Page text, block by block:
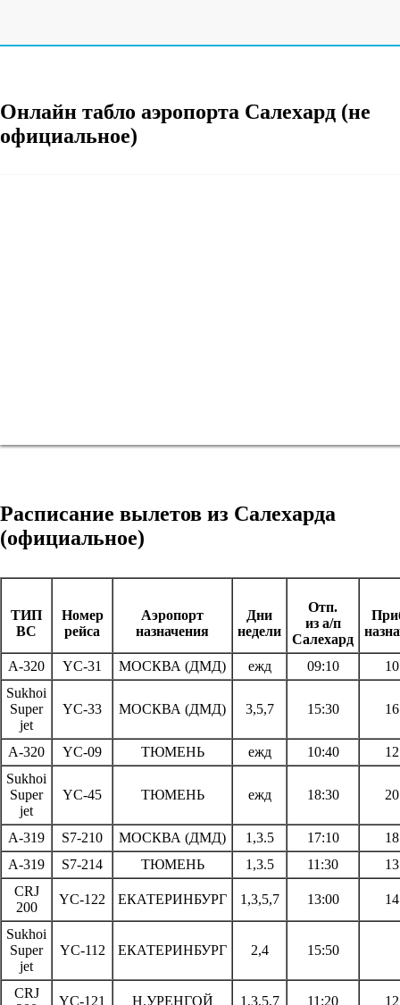
Онлайн табло аэропорта Салехард (не
официальное)
Расписание вылетов из Салехарда
(официальное)
ТИП
ВС
Номер
рейса
Аэропорт
назначения
Дни
недели
Отп.
из а/п
Салехард
А-320 YC-31 МОСКВА (ДМД) ежд 09:10
Sukhoi
Super
jet
YC-33 МОСКВА (ДМД) 3,5,7 15:30
А-320 YC-09 ТЮМЕНЬ ежд 10:40
Sukhoi
Super
jet
YC-45 ТЮМЕНЬ ежд 18:30
А-319 S7-210 МОСКВА (ДМД) 1,3.5 17:10
А-319
S7-214 ТЮМЕНЬ 1,3.5 11:30
CRJ
200
YC-122 ЕКАТЕРИНБУРГ 1,3,5,7 13:00
Sukhoi
Super
jet
YC-112 ЕКАТЕРИНБУРГ 2,4 15:50
CRJ
YC-121 Н.УРЕНГОЙ 1,3,5,7 11:20